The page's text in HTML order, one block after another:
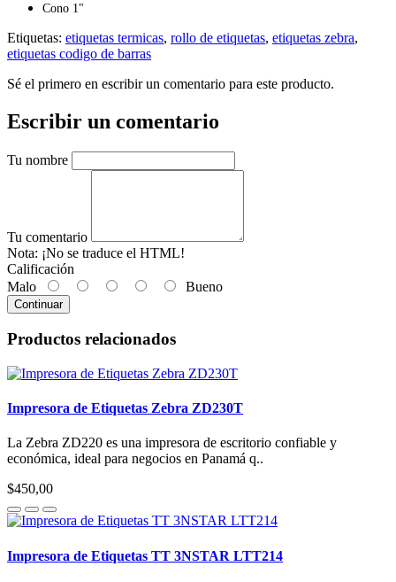
Cono 1"
Etiquetas: etiquetas termicas, rollo de etiquetas, etiquetas zebra,
etiquetas codigo de barras
Sé el primero en escribir un comentario para este producto.
Escribir un comentario
Tu nombre
Tu comentario
Nota: ¡No se traduce el HTML!
Calificación
Malo
Bueno
Continuar
Productos relacionados
Impresora de Etiquetas Zebra ZD230T
La Zebra ZD220 es una impresora de escritorio confiable y
económica, ideal para negocios en Panamá q..
$450,00
Impresora de Etiquetas TT 3NSTAR LTT214